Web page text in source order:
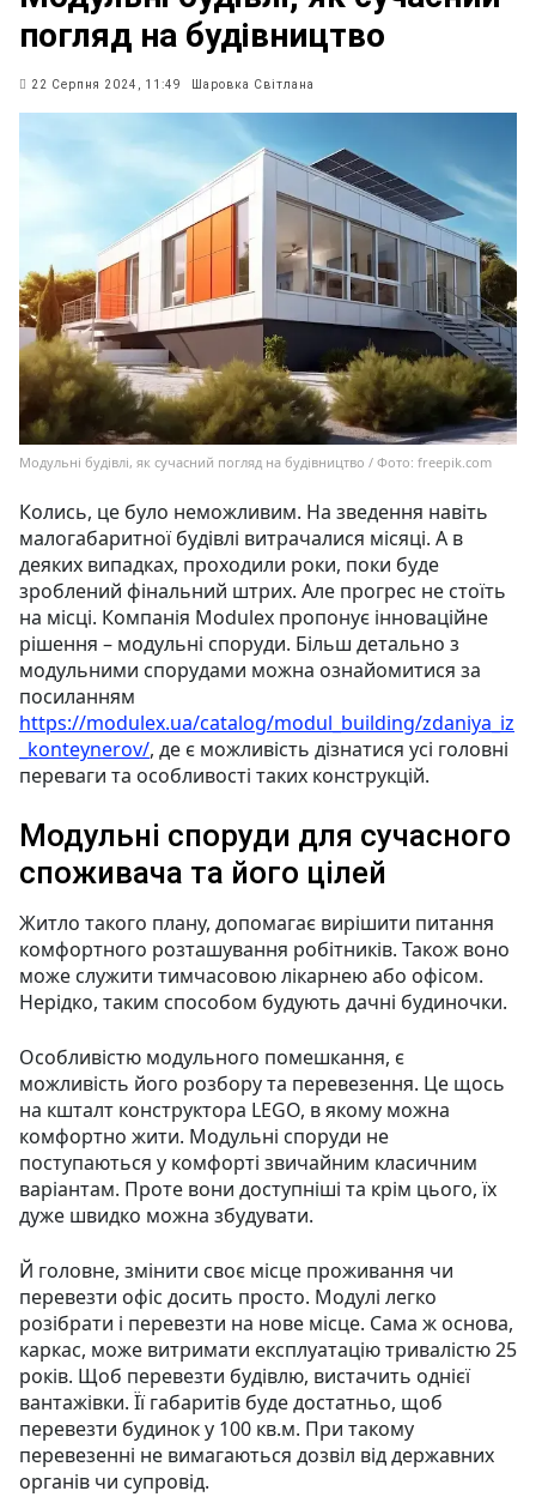
погляд на будівництво
22 Серпня 2024, 11:49 Шаровка Світлана
Модульні будівлі, як сучасний погляд на будівництво / Фото: freepik.com
Колись, це було неможливим. На зведення навіть
малогабаритної будівлі витрачалися місяці. А в
деяких випадках, проходили роки, поки буде
зроблений фінальний штрих. Але прогрес не стоїть
на місці. Компанія Modulex пропонує інноваційне
рішення – модульні споруди. Більш детально з
модульними спорудами можна ознайомитися за
посиланням
https://modulex.ua/catalog/modul_building/zdaniya_iz
_konteynerov/, де є можливість дізнатися усі головні
переваги та особливості таких конструкцій.
Модульні споруди для сучасного
споживача та його цілей
Житло такого плану, допомагає вирішити питання
комфортного розташування робітників. Також воно
може служити тимчасовою лікарнею або офісом.
Нерідко, таким способом будують дачні будиночки.
Особливістю модульного помешкання, є
можливість його розбору та перевезення. Це щось
на кшталт конструктора LEGO, в якому можна
комфортно жити. Модульні споруди не
поступаються у комфорті звичайним класичним
варіантам. Проте вони доступніші та крім цього, їх
дуже швидко можна збудувати.
Й головне, змінити своє місце проживання чи
перевезти офіс досить просто. Модулі легко
розібрати і перевезти на нове місце. Сама ж основа,
каркас, може витримати експлуатацію тривалістю 25
років. Щоб перевезти будівлю, вистачить однієї
вантажівки. Її габаритів буде достатньо, щоб
перевезти будинок у 100 кв.м. При такому
перевезенні не вимагаються дозвіл від державних
органів чи супровід.